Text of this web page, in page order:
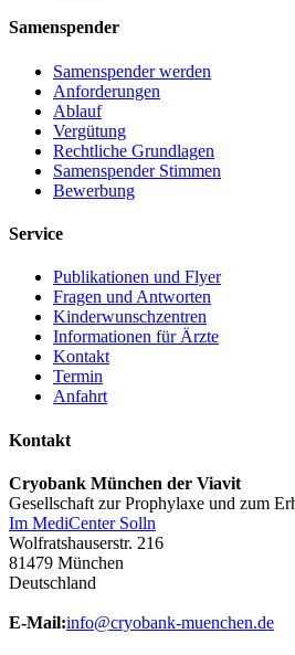
Samenspender
Samenspender werden
Anforderungen
Ablauf
Vergütung
Rechtliche Grundlagen
Samenspender Stimmen
Bewerbung
Service
Publikationen und Flyer
Fragen und Antworten
Kinderwunschzentren
Informationen für Ärzte
Kontakt
Termin
Anfahrt
Kontakt
Cryobank München der Viavit
Gesellschaft zur Prophylaxe und zum
Im MediCenter Solln
Wolfratshauserstr. 216
81479 München
Deutschland
E-Mail:info@cryobank-muenchen.de